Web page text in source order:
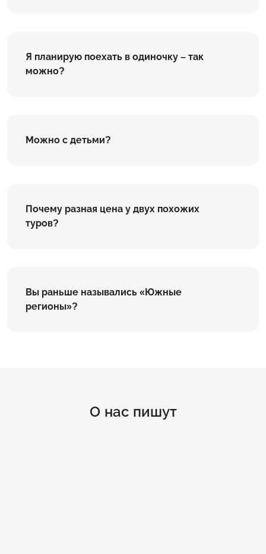
Я планирую поехать в одиночку – так
можно?
Можно с детьми?
Почему разная цена у двух похожих
туров?
Вы раньше назывались «Южные
регионы»?
О нас пишут